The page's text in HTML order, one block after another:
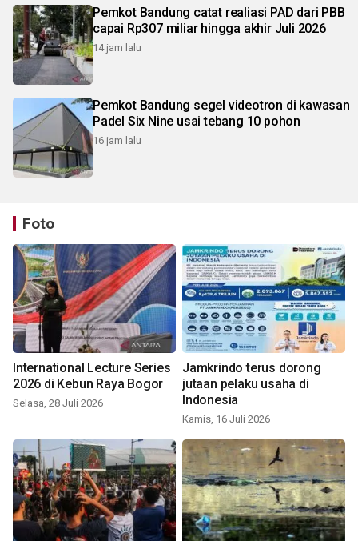
Pemkot Bandung catat realiasi PAD dari PBB
capai Rp307 miliar hingga akhir Juli 2026
14 jam lalu
Pemkot Bandung segel videotron di kawasan
Padel Six Nine usai tebang 10 pohon
16 jam lalu
Foto
International Lecture Series
2026 di Kebun Raya Bogor
Selasa, 28 Juli 2026
Jamkrindo terus dorong
jutaan pelaku usaha di
Indonesia
Kamis, 16 Juli 2026